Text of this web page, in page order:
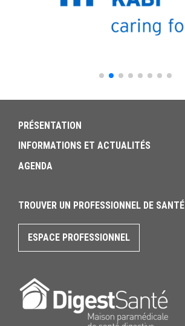
PRÉSENTATION
INFORMATIONS ET ACTUALITÉS
AGENDA
TROUVER UN PROFESSIONNEL DE SANTÉ
ESPACE PROFESSIONNEL